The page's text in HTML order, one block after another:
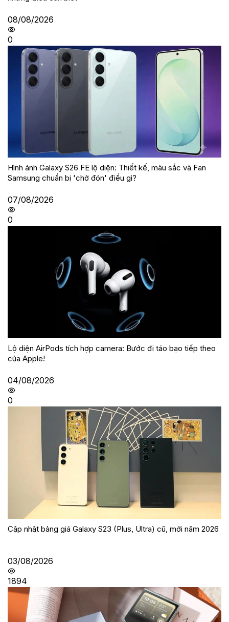
08/08/2026
0
Hình ảnh Galaxy S26 FE lộ diện: Thiết kế, màu sắc và Fan
Samsung chuẩn bị 'chờ đón' điều gì?
07/08/2026
0
Lộ diện AirPods tích hợp camera: Bước đi táo bạo tiếp theo
của Apple!
04/08/2026
0
Cập nhật bảng giá Galaxy S23 (Plus, Ultra) cũ, mới năm 2026
03/08/2026
1894